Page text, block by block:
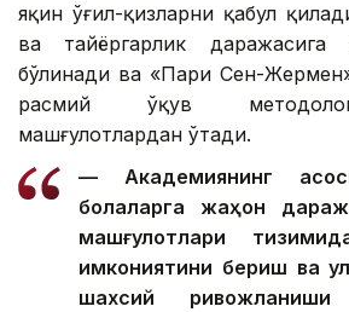
яқин ўғил-қизларни қабул
ва тайёргарлик даражасига
бўлинади ва «Пари Сен-
расмий ўқув
машғулотлардан ўтади.
— Академиянинг
болаларга жаҳон
машғулотлари
имкониятини бериш ва
шахсий